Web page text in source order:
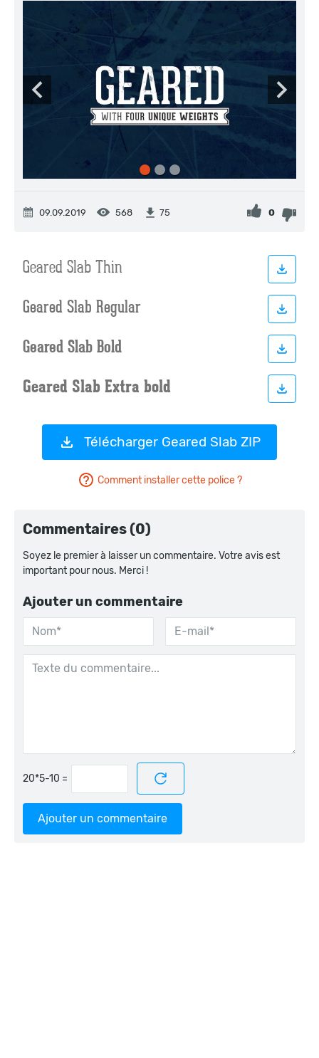
09.09.2019 568 75 0
Télécharger Geared Slab ZIP
Comment installer cette police ?
Commentaires (0)
Soyez le premier à laisser un commentaire. Votre avis est
important pour nous. Merci !
Ajouter un commentaire
=
Ajouter un commentaire